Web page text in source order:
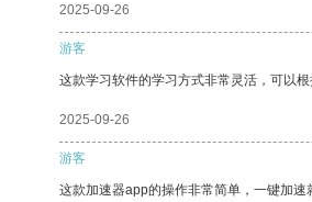
2025-09-26
游客
这款学习软件的学习方式非常灵活，可以
2025-09-26
游客
这款加速器app的操作非常简单，一键加速